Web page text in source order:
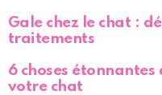
Gale chez le chat :
traitements
6 choses
votre chat